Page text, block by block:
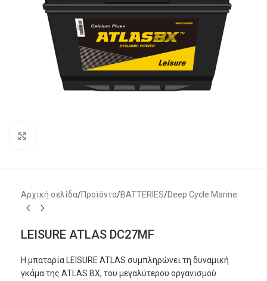
Αρχική σελίδα/Προϊόντα/BATTERIES/Deep Cycle Marine
LEISURE ATLAS DC27MF
Η μπαταρία LEISURE ATLAS συμπληρώνει τη δυναμική
γκάμα της ATLAS BX, του μεγαλύτερου οργανισμού